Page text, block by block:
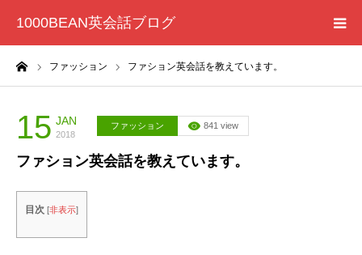
1000BEAN英会話ブログ
ファッション ファション英会話を教えています。
15 JAN
2018
ファッション 841 view
ファション英会話を教えています。
目次 [非表示]
HOME
ファッション